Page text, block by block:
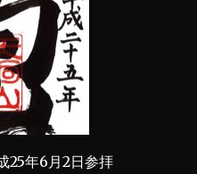
25年6月2日参拝